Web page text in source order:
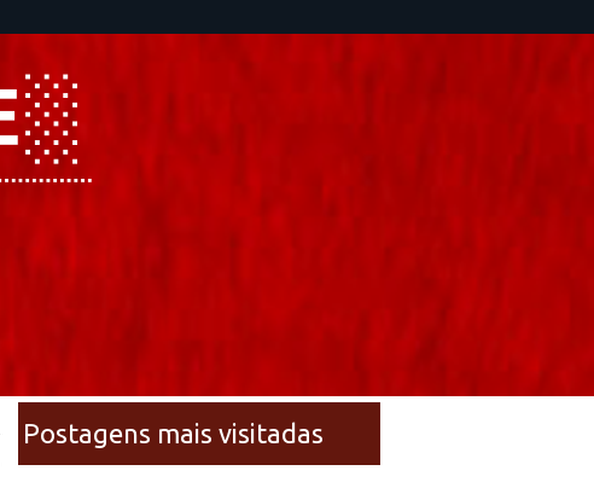
Postagens mais visitadas